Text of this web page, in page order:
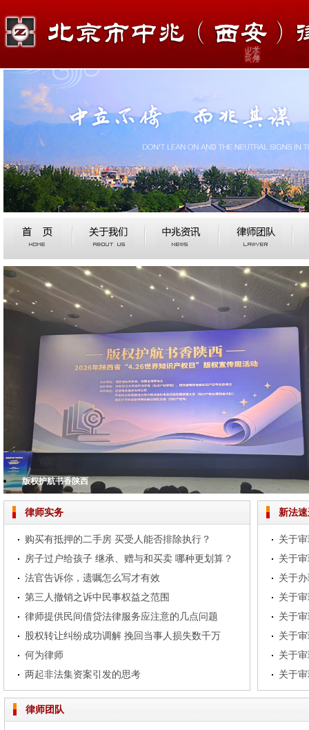
夯实民商事法律根基 助推法律服务提质增效——我所举办专题业务培训
版权护航书香陕西
腊味满廊棚 安昌醉年味
铭记历史，担当使命——北京市中兆（西安）律师事务所共观抗战胜利80周年
北京市中兆（西安）律师事务所2024年度总结大会圆满落幕
律师实务
购买有抵押的二手房 买受人能否排除执行？
房子过户给孩子 继承、赠与和买卖 哪种更划算？
法官告诉你，遗嘱怎么写才有效
第三人撤销之诉中民事权益之范围
律师提供民间借贷法律服务应注意的几点问题
股权转让纠纷成功调解 挽回当事人损失数千万
何为律师
两起非法集资案引发的思考
新法
关于
律师团队